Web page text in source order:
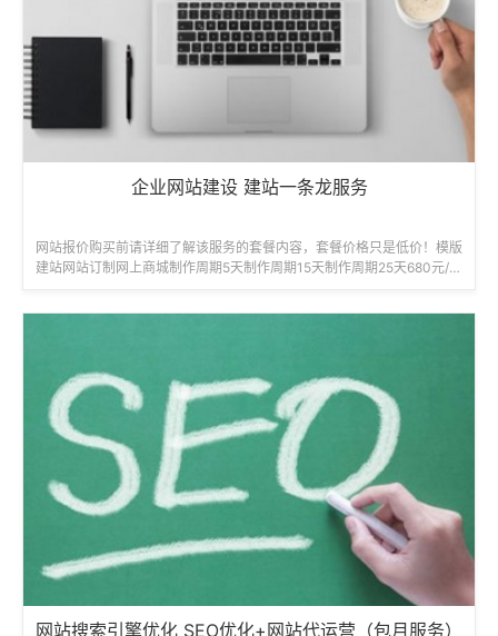
企业网站建设 建站一条龙服务
网站报价购买前请详细了解该服务的套餐内容，套餐价格只是低价！模版
建站网站订制网上商城制作周期5天制作周期15天制作周期25天680元/起
网站搜索引擎优化 SEO优化+网站代运营（包月服务）